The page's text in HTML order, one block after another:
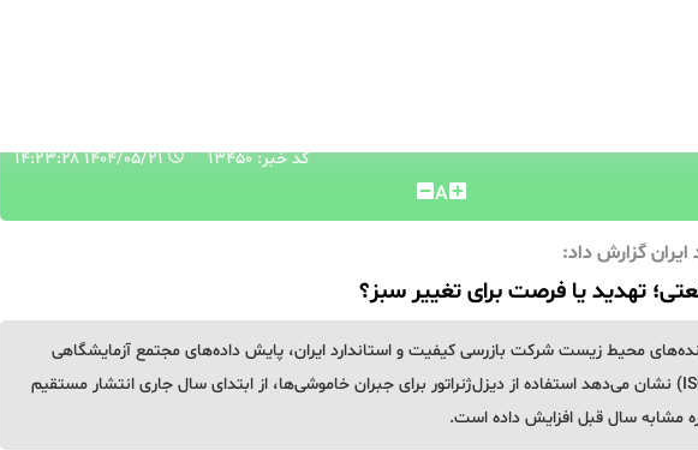
کد خبر: 13450 ۱۴۰۴/۰۵/۲۱ ۱۴:۲۳:۲۸
A
گزارش داد:
تهدید یا فرصت برای تغییر سبز؟
محیط زیست شرکت بازرسی کیفیت و استاندارد ایران، پایش داده‌های مجتمع آزمایشگاهی
ایمنی و سنجش آلایندگی خودرو (ISQI) نشان می‌دهد استفاده از دیزل‌ژنراتور برای جبران خاموشی‌ها، از ابتدای سال جاری انتشار مستقیم